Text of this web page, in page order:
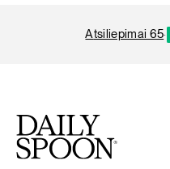
atsiliepimai 65·